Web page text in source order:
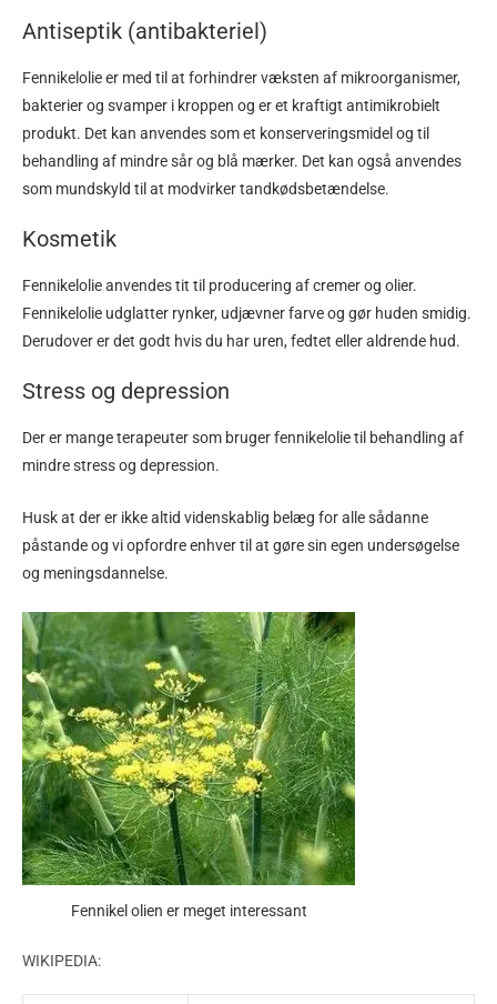
Antiseptik (antibakteriel)
Fennikelolie er med til at forhindrer væksten af mikroorganismer,
bakterier og svamper i kroppen og er et kraftigt antimikrobielt
produkt. Det kan anvendes som et konserveringsmidel og til
behandling af mindre sår og blå mærker. Det kan også anvendes
som mundskyld til at modvirker tandkødsbetændelse.
Kosmetik
Fennikelolie anvendes tit til producering af cremer og olier.
Fennikelolie udglatter rynker, udjævner farve og gør huden smidig.
Derudover er det godt hvis du har uren, fedtet eller aldrende hud.
Stress og depression
Der er mange terapeuter som bruger fennikelolie til behandling af
mindre stress og depression.
Husk at der er ikke altid videnskablig belæg for alle sådanne
påstande og vi opfordre enhver til at gøre sin egen undersøgelse
og meningsdannelse.
Fennikel olien er meget interessant
WIKIPEDIA: